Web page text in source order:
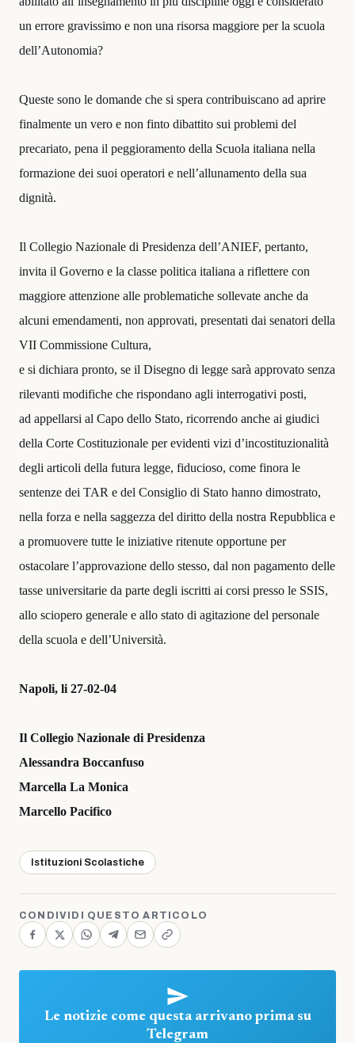
un errore gravissimo e non una risorsa maggiore per la scuola
dell’Autonomia?
Queste sono le domande che si spera contribuiscano ad aprire
finalmente un vero e non finto dibattito sui problemi del
precariato, pena il peggioramento della Scuola italiana nella
formazione dei suoi operatori e nell’allunamento della sua
dignità.
Il Collegio Nazionale di Presidenza dell’ANIEF, pertanto,
invita il Governo e la classe politica italiana a riflettere con
maggiore attenzione alle problematiche sollevate anche da
alcuni emendamenti, non approvati, presentati dai senatori della
VII Commissione Cultura,
e si dichiara pronto, se il Disegno di legge sarà approvato senza
rilevanti modifiche che rispondano agli interrogativi posti,
ad appellarsi al Capo dello Stato, ricorrendo anche ai giudici
della Corte Costituzionale per evidenti vizi d’incostituzionalità
degli articoli della futura legge, fiducioso, come finora le
sentenze dei TAR e del Consiglio di Stato hanno dimostrato,
nella forza e nella saggezza del diritto della nostra Repubblica e
a promuovere tutte le iniziative ritenute opportune per
ostacolare l’approvazione dello stesso, dal non pagamento delle
tasse universitarie da parte degli iscritti ai corsi presso le SSIS,
allo sciopero generale e allo stato di agitazione del personale
della scuola e dell’Università.
Napoli, li 27-02-04
Il Collegio Nazionale di Presidenza
Alessandra Boccanfuso
Marcella La Monica
Marcello Pacifico
Istituzioni Scolastiche
CONDIVIDI QUESTO ARTICOLO
Le notizie come questa arrivano prima su
Telegram